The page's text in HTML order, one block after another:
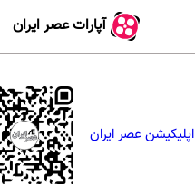
آپارات عصر ایران
اپلیکیشن عصر ایران